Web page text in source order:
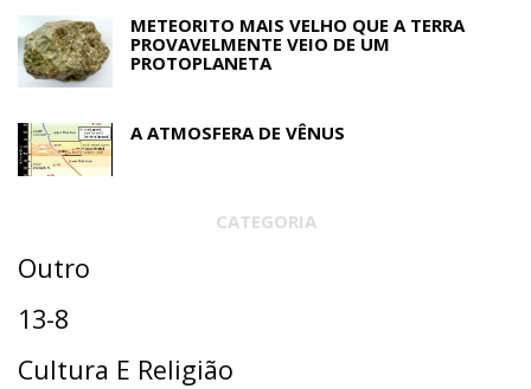
METEORITO MAIS VELHO QUE A TERRA
PROVAVELMENTE VEIO DE UM
PROTOPLANETA
A ATMOSFERA DE VÊNUS
CATEGORIA
Outro
13-8
Cultura E Religião